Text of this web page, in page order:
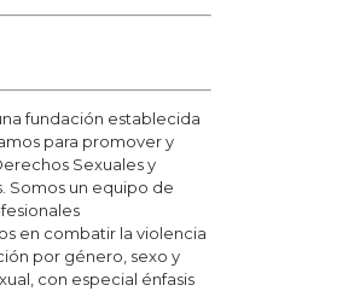
fundación establecida
para promover y
Sexuales y
Somos un equipo de
en combatir la violencia
por género, sexo y
con especial énfasis